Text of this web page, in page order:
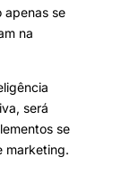
apenas se
na
será
se
marketing.